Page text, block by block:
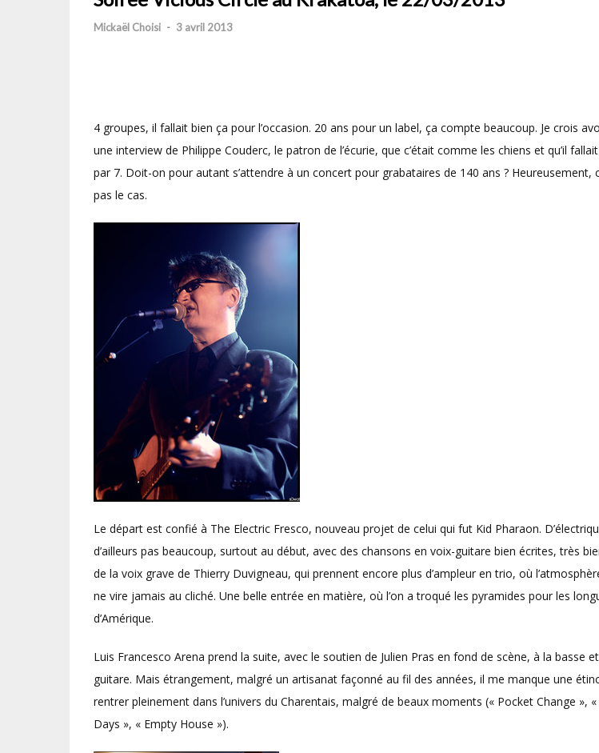
Mickaël Choisi - 3 avril 2013
4 groupes, il fallait bien ça pour l’occasion. 20 ans pour un label, ça compte beaucoup. Je crois
une interview de Philippe Couderc, le patron de l’écurie, que c’était comme les chiens et qu’il
par 7. Doit-on pour autant s’attendre à un concert pour grabataires de 140 ans ? Heureusement,
pas le cas.
Le départ est confié à The Electric Fresco, nouveau projet de celui qui fut Kid Pharaon.
d’ailleurs pas beaucoup, surtout au début, avec des chansons en voix-guitare bien écrites, très
de la voix grave de Thierry Duvigneau, qui prennent encore plus d’ampleur en trio, où
ne vire jamais au cliché. Une belle entrée en matière, où l’on a troqué les pyramides pour les
d’Amérique.
Luis Francesco Arena prend la suite, avec le soutien de Julien Pras en fond de scène, à la basse
guitare. Mais étrangement, malgré un artisanat façonné au fil des années, il me manque une
rentrer pleinement dans l’univers du Charentais, malgré de beaux moments (« Pocket Change »,
Days », « Empty House »).